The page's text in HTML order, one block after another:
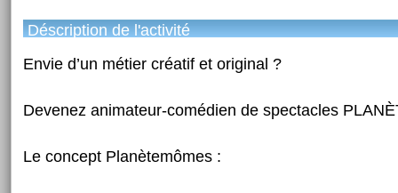
Déscription de l'activité
Envie d’un métier créatif et original ?
Devenez animateur-comédien de spectacles
Le concept Planètemômes :